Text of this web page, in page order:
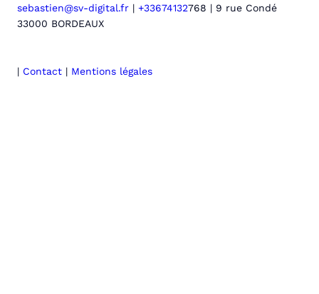
sebastien@sv-digital.fr | +33674132768 | 9 rue Condé
33000 BORDEAUX
| Contact | Mentions légales